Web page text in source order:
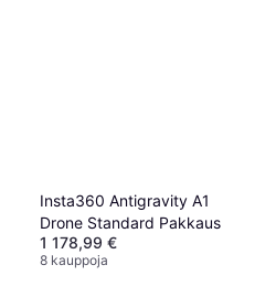
Insta360 Antigravity A1
Drone Standard Pakkaus
1 178,99 €
8 kauppoja